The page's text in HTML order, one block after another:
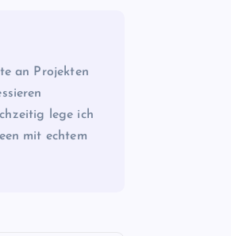
an Projekten
lege ich
mit echtem